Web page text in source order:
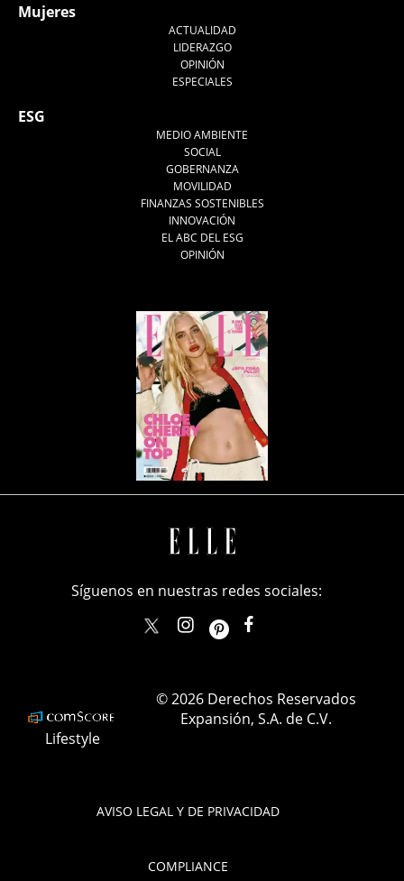
Mujeres
ACTUALIDAD
LIDERAZGO
OPINIÓN
ESPECIALES
ESG
MEDIO AMBIENTE
SOCIAL
GOBERNANZA
MOVILIDAD
FINANZAS SOSTENIBLES
INNOVACIÓN
EL ABC DEL ESG
OPINIÓN
AVISO LEGAL Y DE PRIVACIDAD
COMPLIANCE
Síguenos en nuestras redes sociales:
elle_mexicoellemexico
Lifestyle
© 2026 Derechos Reservados
Expansión, S.A. de C.V.